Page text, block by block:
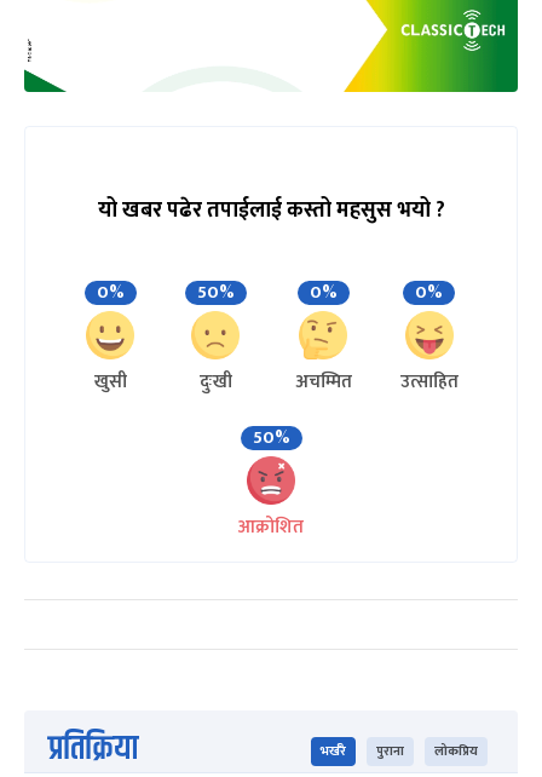
यो खबर पढेर तपाईलाई कस्तो महसुस भयो ?
0%
खुसी
50%
दुःखी
0%
अचम्मित
0%
उत्साहित
50%
आक्रोशित
प्रतिक्रिया भर्खरै पुराना लोकप्रिय